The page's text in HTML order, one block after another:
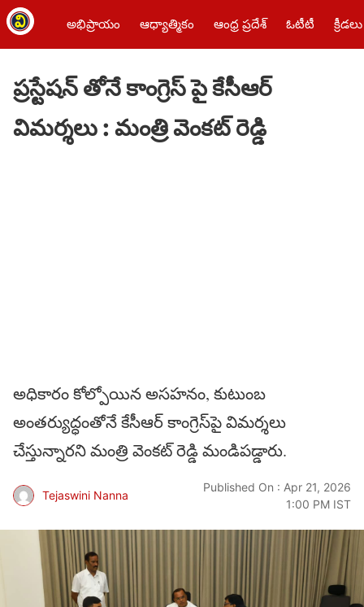
అభిప్రాయం ఆధ్యాత్మికం ఆంధ్ర ప్రదేశ్ ఓటీటీ క్రీడలు
ప్రస్టేషన్ తోనే కాంగ్రెస్ పై కేసీఆర్
విమర్శలు : మంత్రి వెంకట్ రెడ్డి
అధికారం కోల్పోయిన అసహనం, కుటుంబ
అంతర్యుద్ధంతోనే కేసీఆర్ కాంగ్రెస్‌పై విమర్శలు
చేస్తున్నారని మంత్రి వెంకట్ రెడ్డి మండిపడ్డారు.
Tejaswini Nanna
Published On : Apr 21, 2026
1:00 PM IST